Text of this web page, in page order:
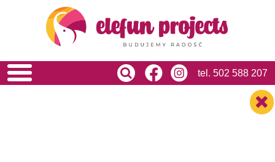
tel. 502 588 207
HOME
O NAS
USŁUGI
REALIZACJE